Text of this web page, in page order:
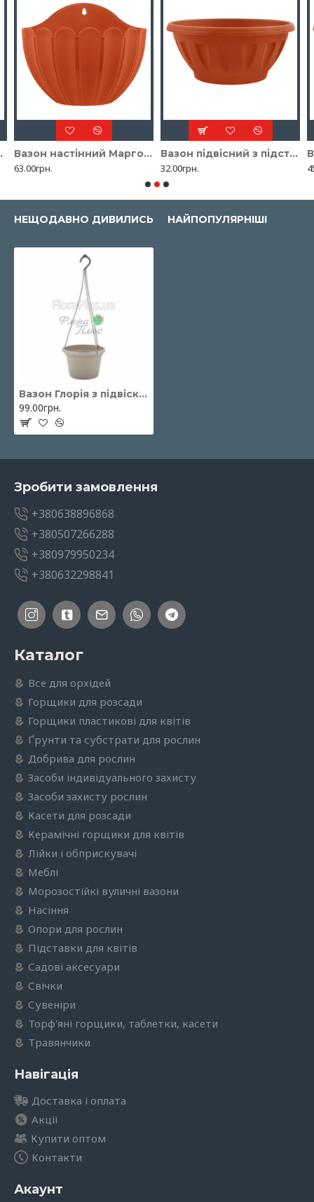
Вазон настінний Марго 12,5 * 15см
63.00грн.
Вазон підвісний з підставкою Жанна 12*6
32.00грн.
НЕЩОДАВНО ДИВИЛИСЬ НАЙПОПУЛЯРНІШІ
Вазон Глорія з підвіскою 25*16см
99.00грн.
Зробити замовлення
+380638896868
+380507266288
+380979950234
+380632298841
Каталог
Все для орхідей
Горщики для розсади
Горщики пластикові для квітів
Ґрунти та субстрати для рослин
Добрива для рослин
Засоби індивідуального захисту
Засоби захисту рослин
Касети для розсади
Керамічні горщики для квітів
Лійки і обприскувачі
Меблі
Морозостійкі вуличні вазони
Насіння
Опори для рослин
Підставки для квітів
Садові аксесуари
Свічки
Сувеніри
Торф'яні горщики, таблетки, касети
Травянчики
Навігація
Доставка і оплата
Акції
Купити оптом
Контакти
Акаунт